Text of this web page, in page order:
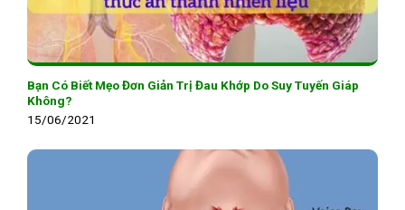
Bạn Có Biết Mẹo Đơn Giản Trị Đau Khớp Do Suy Tuyến Giáp
Không?
15/06/2021